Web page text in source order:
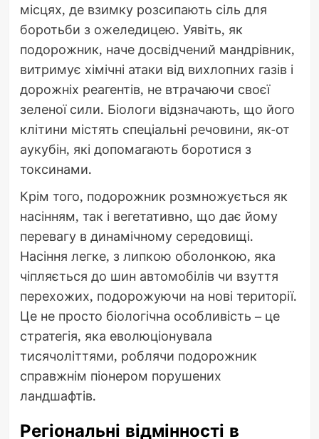
місцях, де взимку розсипають сіль для
боротьби з ожеледицею. Уявіть, як
подорожник, наче досвідчений мандрівник,
витримує хімічні атаки від вихлопних газів і
дорожніх реагентів, не втрачаючи своєї
зеленої сили. Біологи відзначають, що його
клітини містять спеціальні речовини, як-от
аукубін, які допомагають боротися з
токсинами.
Крім того, подорожник розмножується як
насінням, так і вегетативно, що дає йому
перевагу в динамічному середовищі.
Насіння легке, з липкою оболонкою, яка
чіпляється до шин автомобілів чи взуття
перехожих, подорожуючи на нові території.
Це не просто біологічна особливість – це
стратегія, яка еволюціонувала
тисячоліттями, роблячи подорожник
справжнім піонером порушених
ландшафтів.
Регіональні відмінності в